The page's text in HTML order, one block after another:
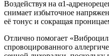
Воздействуя на α1-
снимает избыточное
её тонус и сокращая
Отлично помогает
спровоцированного